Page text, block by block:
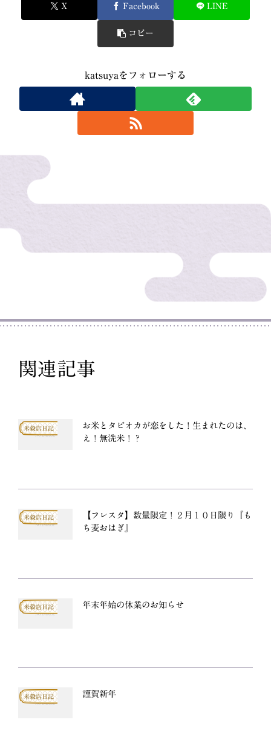
X Facebook LINE
コピー
katsuyaをフォローする
関連記事
米穀店日記
お米とタピオカが恋をした！生まれたのは、
え！無洗米！？
米穀店日記
【フレスタ】数量限定！２月１０日限り『も
ち麦おはぎ』
米穀店日記 年末年始の休業のお知らせ
米穀店日記 謹賀新年